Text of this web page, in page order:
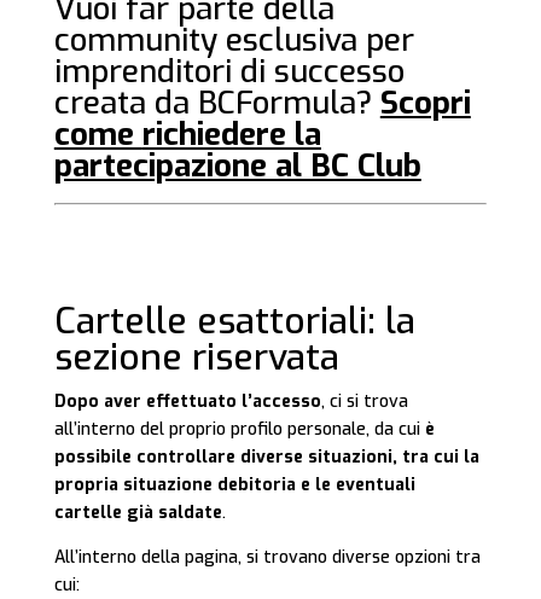
Vuoi far parte della
community esclusiva per
imprenditori di successo
creata da BCFormula? Scopri
come richiedere la
partecipazione al BC Club
Cartelle esattoriali: la
sezione riservata
Dopo aver effettuato l’accesso, ci si trova
all’interno del proprio profilo personale, da cuiè
possibile controllare diverse situazioni, tra cui la
propria situazione debitoria e le eventuali
cartelle già saldate.
All’interno della pagina, si trovano diverse opzioni tra
cui: